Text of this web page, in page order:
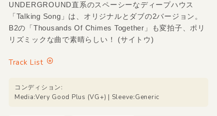
UNDERGROUND直系のスペーシーなディープハウス
「Talking Song」は、オリジナルとダブの2バージョン。
B2の「Thousands Of Chimes Together」も変拍子、ポリ
リズミックな曲で素晴らしい！ (サイトウ)
Track List
コンディション:
Media:Very Good Plus (VG+) | Sleeve:Generic